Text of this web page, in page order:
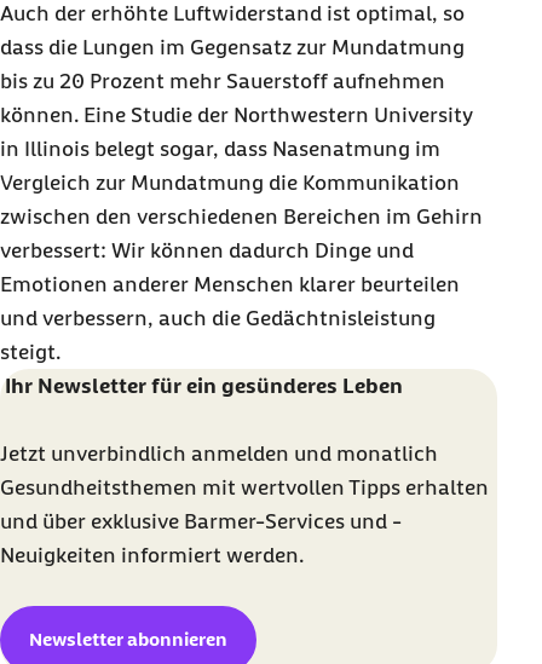
Auch der erhöhte Luftwiderstand ist optimal, so
dass die Lungen im Gegensatz zur Mundatmung
bis zu 20 Prozent mehr Sauerstoff aufnehmen
können. Eine Studie der Northwestern University
in Illinois belegt sogar, dass Nasenatmung im
Vergleich zur Mundatmung die Kommunikation
zwischen den verschiedenen Bereichen im Gehirn
verbessert: Wir können dadurch Dinge und
Emotionen anderer Menschen klarer beurteilen
und verbessern, auch die Gedächtnisleistung
steigt.
Ihr Newsletter für ein gesünderes Leben
Jetzt unverbindlich anmelden und monatlich
Gesundheitsthemen mit wertvollen Tipps erhalten
und über exklusive Barmer-Services und -
Neuigkeiten informiert werden.
Newsletter abonnieren